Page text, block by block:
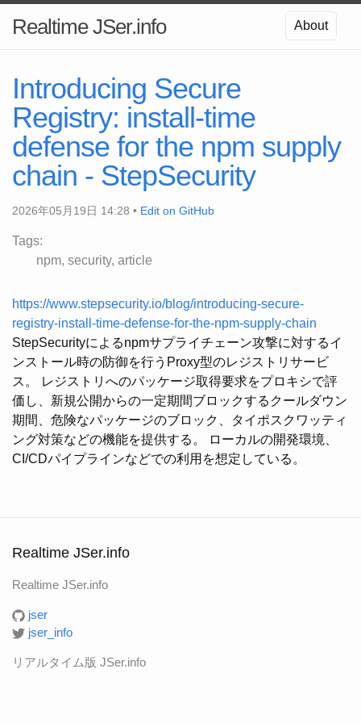
Realtime JSer.info About
Introducing Secure
Registry: install-time
defense for the npm supply
chain - StepSecurity
2026年05月19日 14:28 • Edit on GitHub
Tags:
npm security article
https://www.stepsecurity.io/blog/introducing-secure-
registry-install-time-defense-for-the-npm-supply-chain
StepSecurityによるnpmサプライチェーン攻撃に対するイ
ンストール時の防御を行うProxy型のレジストリサービ
ス。 レジストリへのパッケージ取得要求をプロキシで評
価し、新規公開からの一定期間ブロックするクールダウン
期間、危険なパッケージのブロック、タイポスクワッティ
ング対策などの機能を提供する。 ローカルの開発環境、
CI/CDパイプラインなどでの利用を想定している。
Realtime JSer.info
Realtime JSer.info
jser
jser_info
リアルタイム版 JSer.info